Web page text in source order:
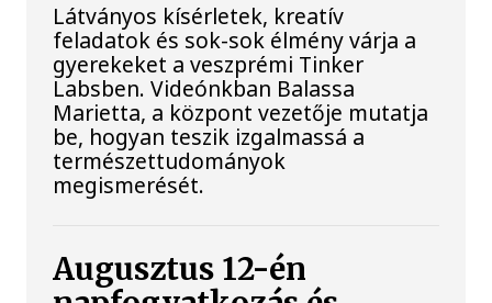
Látványos kísérletek, kreatív
feladatok és sok-sok élmény várja a
gyerekeket a veszprémi Tinker
Labsben. Videónkban Balassa
Marietta, a központ vezetője mutatja
be, hogyan teszik izgalmassá a
természettudományok
megismerését.
Augusztus 12-én